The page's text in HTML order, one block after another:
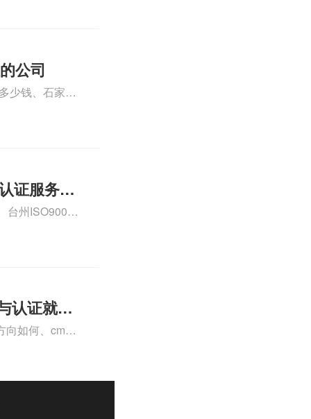
公司
少钱、石家庄
认证费用大概
证服务怎
台州ISO9000
、CE认证怎
认证就业
向如何、cma
就业方向、